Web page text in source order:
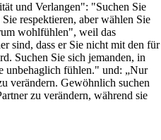
und Verlangen": "Suchen Sie
respektieren, aber wählen Sie
wohlfühlen", weil das
sind, dass er Sie nicht mit den für
Suchen Sie sich jemanden, in
unbehaglich fühlen." und: „Nur
verändern. Gewöhnlich suchen
zu verändern, während sie